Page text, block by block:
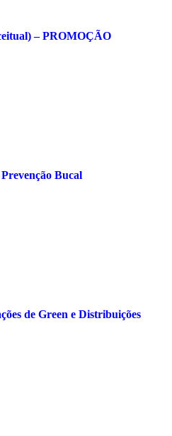
– PROMOÇÃO
Bucal
de Green e Distribuições